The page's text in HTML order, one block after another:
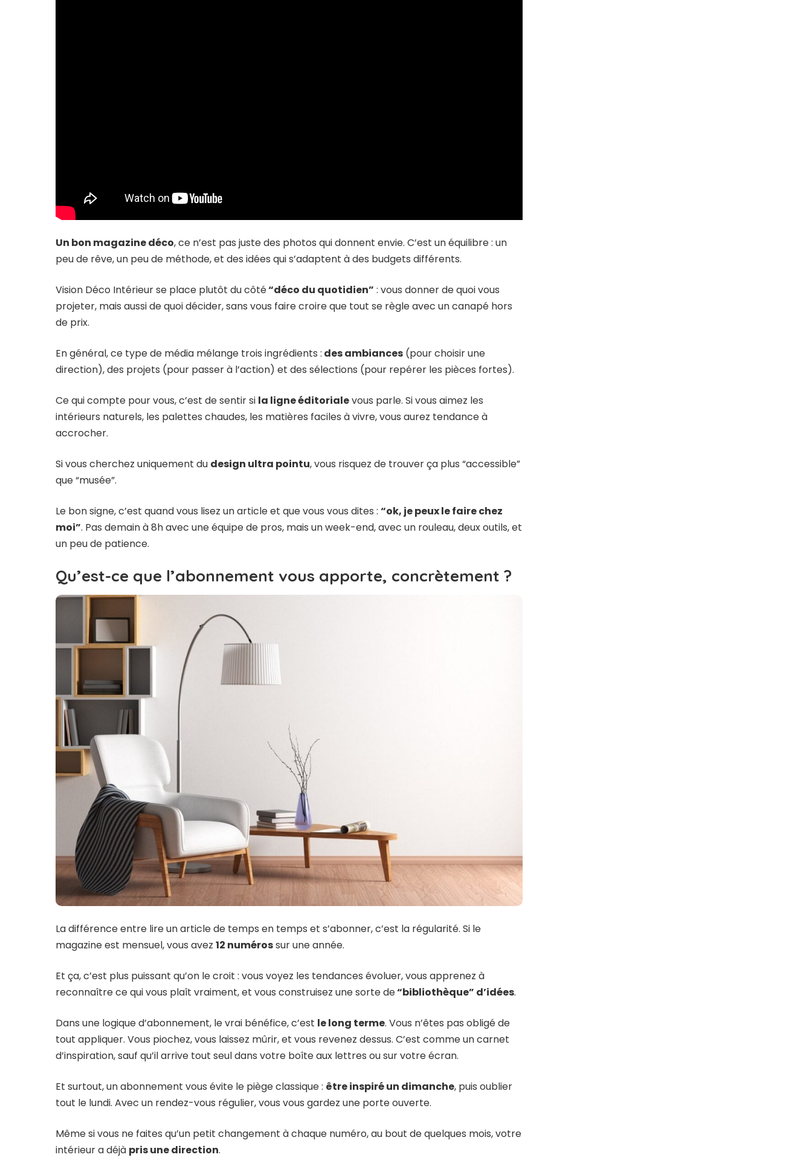
Un bon magazine déco, ce n’est pas juste des photos qui donnent envie. C’est un équilibre : un
peu de rêve, un peu de méthode, et des idées qui s’adaptent à des budgets différents.
Vision Déco Intérieur se place plutôt du côté“déco du quotidien” : vous donner de quoi vous
projeter, mais aussi de quoi décider, sans vous faire croire que tout se règle avec un canapé hors
de prix.
En général, ce type de média mélange trois ingrédients : des ambiances (pour choisir une
direction), des projets (pour passer à l’action) et des sélections (pour repérer les pièces fortes).
Ce qui compte pour vous, c’est de sentir si la ligne éditorialevous parle. Si vous aimez les
intérieurs naturels, les palettes chaudes, les matières faciles à vivre, vous aurez tendance à
accrocher.
Si vous cherchez uniquement du design ultra pointu, vous risquez de trouver ça plus “accessible”
que “musée”.
Le bon signe, c’est quand vous lisez un article et que vous vous dites : “ok, je peux le faire chez
moi”. Pas demain à 8h avec une équipe de pros, mais un week-end, avec un rouleau, deux outils, et
un peu de patience.
Qu’est-ce que l’abonnement vous apporte, concrètement ?
La différence entre lire un article de temps en temps et s’abonner, c’est la régularité. Si le
magazine est mensuel, vous avez 12 numérossur une année.
Et ça, c’est plus puissant qu’on le croit : vous voyez les tendances évoluer, vous apprenez à
reconnaître ce qui vous plaît vraiment, et vous construisez une sorte de“bibliothèque” d’idées.
Dans une logique d’abonnement, le vrai bénéfice, c’est le long terme. Vous n’êtes pas obligé de
tout appliquer. Vous piochez, vous laissez mûrir, et vous revenez dessus. C’est comme un carnet
d’inspiration, sauf qu’il arrive tout seul dans votre boîte aux lettres ou sur votre écran.
Et surtout, un abonnement vous évite le piège classique : être inspiré un dimanche, puis oublier
tout le lundi. Avec un rendez-vous régulier, vous vous gardez une porte ouverte.
Même si vous ne faites qu’un petit changement à chaque numéro, au bout de quelques mois, votre
intérieur a déjà pris une direction.